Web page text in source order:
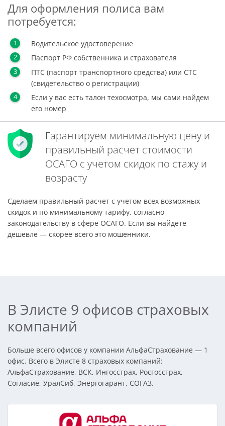
Для оформления полиса вам
потребуется:
Водительское удостоверение
Паспорт РФ собственника и страхователя
ПТС (паспорт транспортного средства) или СТС
(свидетельство о регистрации)
Если у вас есть талон техосмотра, мы сами найдем
его номер
Гарантируем минимальную цену и
правильный расчет стоимости
ОСАГО с учетом скидок по стажу и
возрасту
Сделаем правильный расчет с учетом всех возможных
скидок и по минимальному тарифу, согласно
законодательству в сфере ОСАГО. Если вы найдете
дешевле — скорее всего это мошенники.
В Элисте 9 офисов страховых
компаний
Больше всего офисов у компании АльфаСтрахование — 1
офис. Всего в Элисте 8 страховых компаний:
АльфаСтрахование, ВСК, Ингосстрах, Росгосстрах,
Согласие, УралСиб, Энергогарант, СОГАЗ.